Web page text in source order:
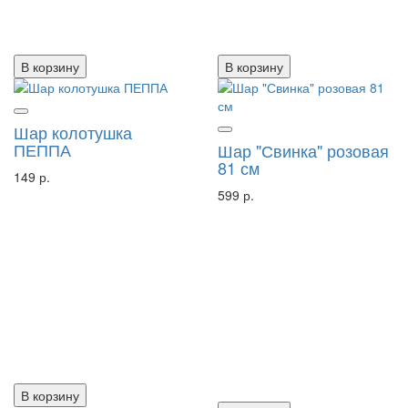
В корзину В корзину
Шар колотушка
ПЕППА
149 р.
В корзину
Шар "Свинка" розовая
81 см
599 р.